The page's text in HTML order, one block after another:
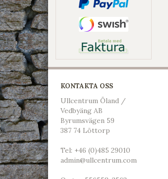
KONTAKTA OSS
Ullcentrum Öland /
Vedbyäng AB
Byrumsvägen 59
387 74 Löttorp
Tel: +46 (0)485 29010
admin@ullcentrum.com